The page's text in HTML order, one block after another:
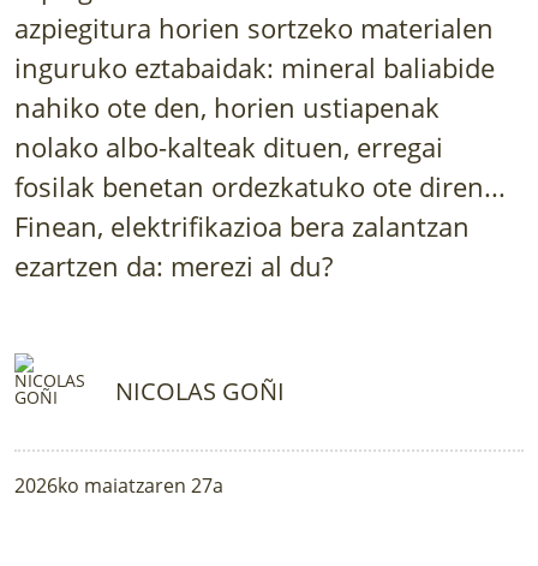
LURRAREN AGENDA
AZOKA
azpiegitura horien sortzeko materialen
inguruko eztabaidak: mineral baliabide
nahiko ote den, horien ustiapenak
nolako albo-kalteak dituen, erregai
fosilak benetan ordezkatuko ote diren...
Finean, elektrifikazioa bera zalantzan
ezartzen da: merezi al du?
NICOLAS GOÑI
2026ko maiatzaren 27a